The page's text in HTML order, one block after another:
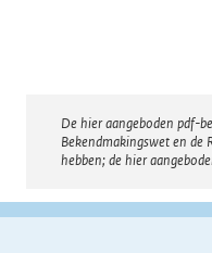
De hier aangeboden pdf-
Bekendmakingswet en de
hebben; de hier